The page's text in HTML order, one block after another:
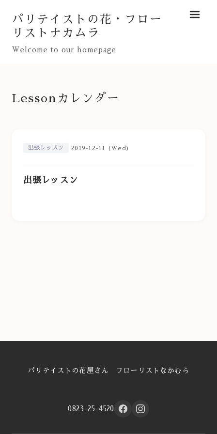
パリテイストの花・フロー
リストナカムラ
Welcome to our homepage
メニュ
Lessonカレンダー
出張レッスン 2019-12-11 (Wed)
出張レッスン
パリテイストの花屋さん フローリストなかむら
0823-25-4520